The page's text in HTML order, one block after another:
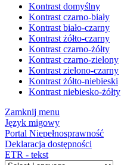
Kontrast domyślny
Kontrast czarno-biały
Kontrast biało-czarny
Kontrast żółto-czarny
Kontrast czarno-żółty
Kontrast czarno-zielony
Kontrast zielono-czarny
Kontrast żółto-niebieski
Kontrast niebiesko-żółty
Zamknij menu
Język migowy
Portal Niepełnosprawność
Deklaracja dostępności
ETR - tekst